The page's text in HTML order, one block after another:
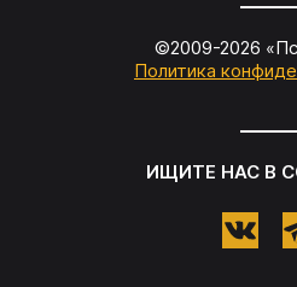
©2009-2026 «
Политика
ИЩИТЕ НАС В